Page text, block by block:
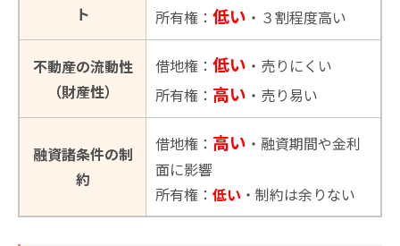
ト
所有権： 低い ・３割程度高い
不動産の流動性
（財産性）
借地権： 低い ・売りにくい
所有権： 高い ・売り易い
融資諸条件の制
約
借地権： 高い ・融資期間や金利
面に影響
所有権： 低い ・制約は余りない